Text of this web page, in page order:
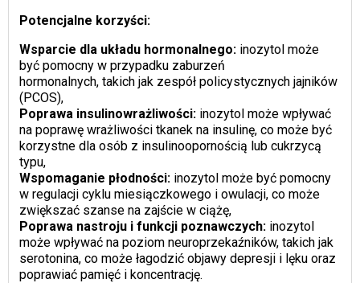
Potencjalne korzyści:
Wsparcie dla układu hormonalnego:inozytol może
być pomocny w przypadku zaburzeń
hormonalnych, takich jak zespół policystycznych jajników
(PCOS),
Poprawa insulinowrażliwości:inozytol może wpływać
na poprawę wrażliwości tkanek na insulinę, co może być
korzystne dla osób z insulinoopornością lub cukrzycą
typu,
Wspomaganie płodności:inozytol może być pomocny
w regulacji cyklu miesiączkowego i owulacji, co może
zwiększać szanse na zajście w ciążę,
Poprawa nastroju i funkcji poznawczych:inozytol
może wpływać na poziom neuroprzekaźników, takich jak
serotonina, co może łagodzić objawy depresji i lęku oraz
poprawiać pamięć i koncentrację.